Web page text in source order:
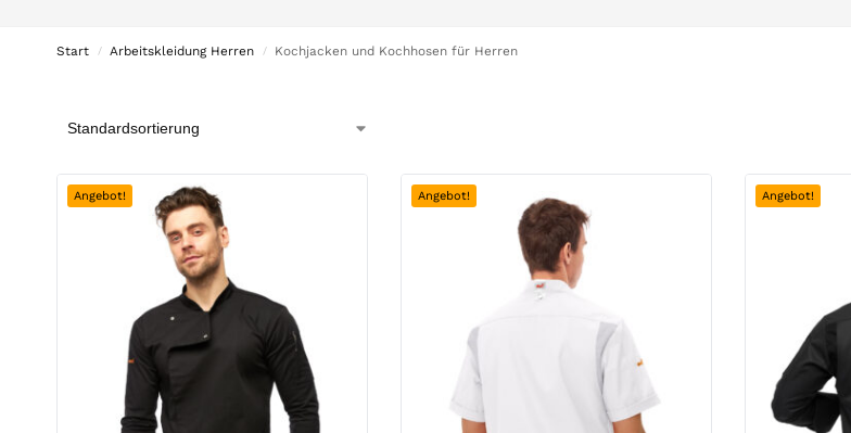
Start / Arbeitskleidung Herren / Kochjacken und Kochhosen für Herren
Angebot! Angebot! Angebot!